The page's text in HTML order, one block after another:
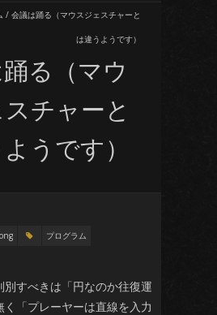
/ 会議は踊る（マウスジェスチャーと
は違うようです）
る（マウ
チャーと
うです）
プログラム
別すべきは「円なのか往復運
「プレーヤーは直線を入力